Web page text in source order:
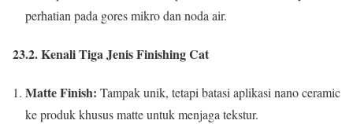
perhatian pada gores mikro dan noda air.
23.2. Kenali Tiga Jenis Finishing Cat
Matte Finish: Tampak unik, tetapi batasi aplikasi nano ceramic
ke produk khusus matte untuk menjaga tekstur.